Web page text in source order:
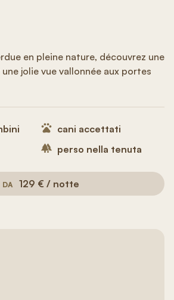
en pleine nature, découvrez une
jolie vue vallonnée aux portes
cani accettati
perso nella tenuta
DA 129 € / notte